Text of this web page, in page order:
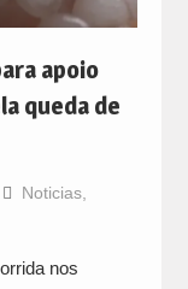
apoio
queda de
Noticias,
nos